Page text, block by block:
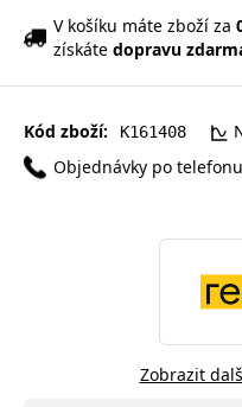
V košíku máte zboží za
získáte dopravu
Kód zboží: K161408
Objednávky po
Zobrazit